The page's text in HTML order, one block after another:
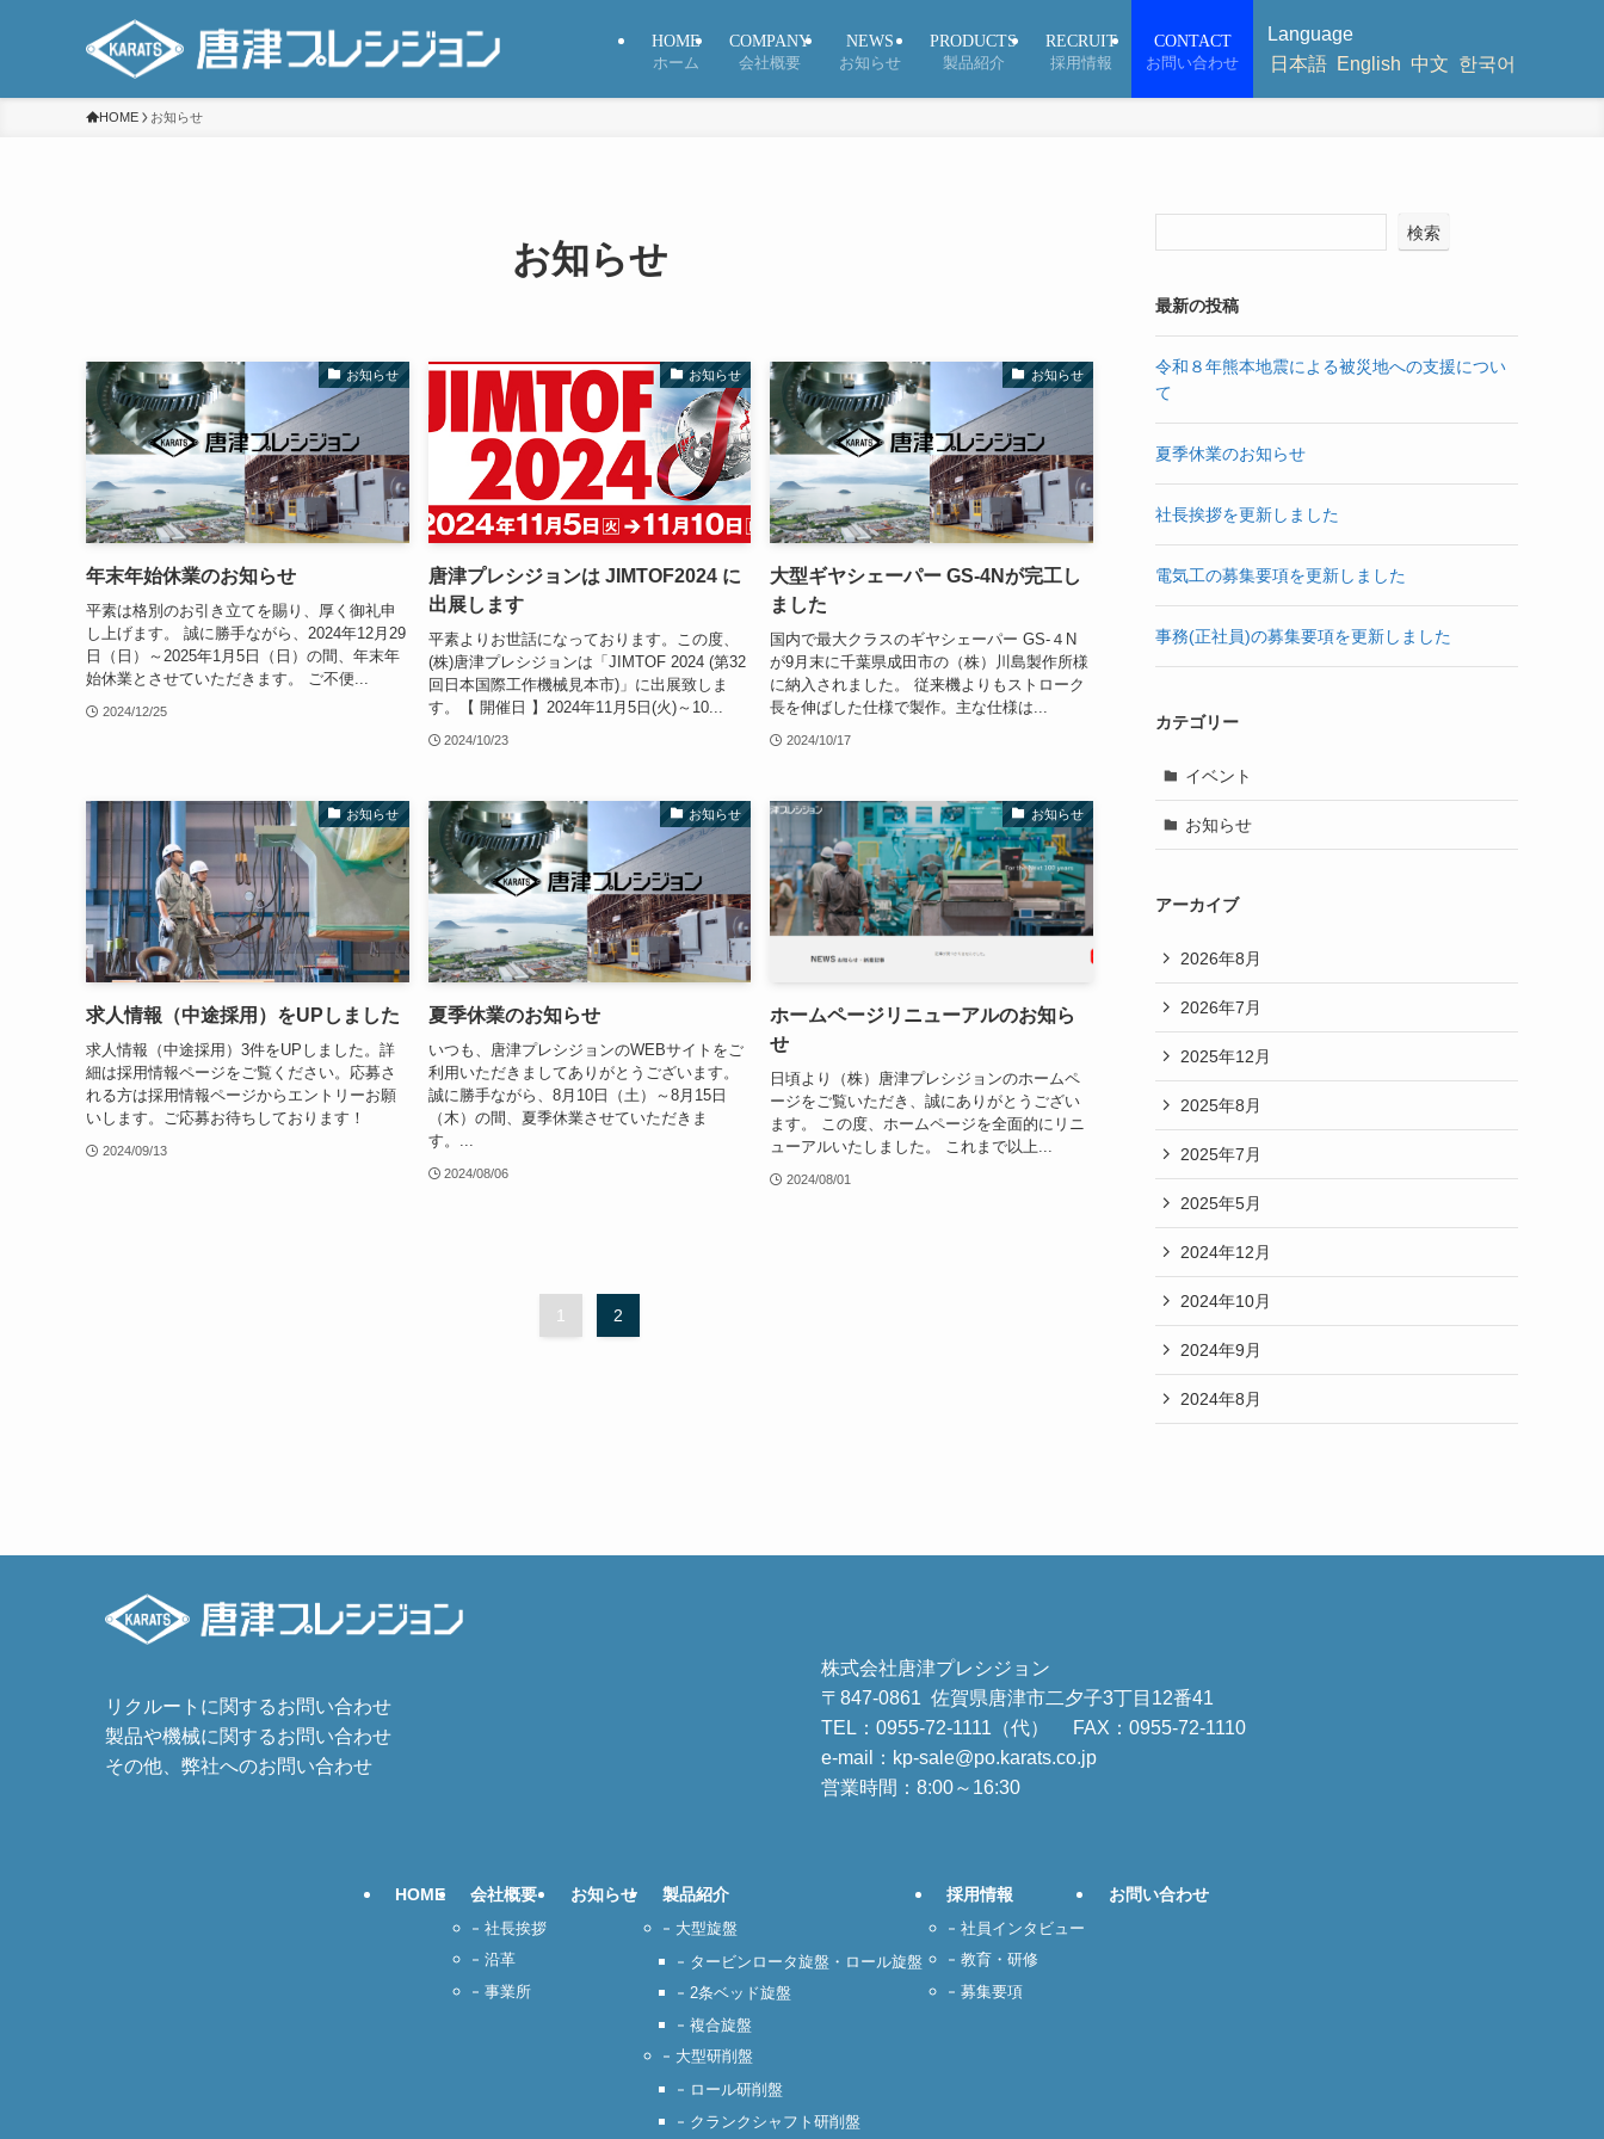
HOME
ホーム
COMPANY
会社概要
NEWS
お知らせ
PRODUCTS
製品紹介
RECRUIT
採用情報
CONTACT
お問い合わせ
Language
日本語 English 中文 한국어
HOME お知らせ
お知らせ
お知らせ
年末年始休業のお知らせ
平素は格別のお引き立てを賜り、厚く御礼申
し上げます。 誠に勝手ながら、2024年12月29
日（日）～2025年1月5日（日）の間、年末年
始休業とさせていただきます。 ご不便...
2024/12/25
お知らせ
唐津プレシジョンは JIMTOF2024 に
出展します
平素よりお世話になっております。この度、
(株)唐津プレシジョンは「JIMTOF 2024 (第32
回日本国際工作機械見本市)」に出展致しま
す。【 開催日 】2024年11月5日(火)～10...
2024/10/23
お知らせ
大型ギヤシェーパー GS-4Nが完工し
ました
国内で最大クラスのギヤシェーパー GS-４N
が9月末に千葉県成田市の（株）川島製作所様
に納入されました。 従来機よりもストローク
長を伸ばした仕様で製作。主な仕様は...
2024/10/17
お知らせ
求人情報（中途採用）をUPしました
求人情報（中途採用）3件をUPしました。詳
細は採用情報ページをご覧ください。応募さ
れる方は採用情報ページからエントリーお願
いします。ご応募お待ちしております！
2024/09/13
お知らせ
夏季休業のお知らせ
いつも、唐津プレシジョンのWEBサイトをご
利用いただきましてありがとうございます。
誠に勝手ながら、8月10日（土）～8月15日
（木）の間、夏季休業させていただきま
す。...
2024/08/06
お知らせ
ホームページリニューアルのお知ら
せ
日頃より（株）唐津プレシジョンのホームペ
ージをご覧いただき、誠にありがとうござい
ます。 この度、ホームページを全面的にリニ
ューアルいたしました。 これまで以上...
2024/08/01
1 2
検索
最新の投稿
令和８年熊本地震による被災地への支援につい
て
夏季休業のお知らせ
社長挨拶を更新しました
電気工の募集要項を更新しました
事務(正社員)の募集要項を更新しました
カテゴリー
イベント
お知らせ
アーカイブ
2026年8月
2026年7月
2025年12月
2025年8月
2025年7月
2025年5月
2024年12月
2024年10月
2024年9月
2024年8月
リクルートに関するお問い合わせ
製品や機械に関するお問い合わせ
その他、弊社へのお問い合わせ
株式会社唐津プレシジョン
〒847-0861 佐賀県唐津市二夕子3丁目12番41
TEL： 0955-72-1111（代）
FAX：0955-72-1110
e-mail：kp-sale@po.karats.co.jp
営業時間：8:00～16:30
HOME 会社概要
社長挨拶
沿革
事業所
お知らせ 製品紹介
大型旋盤
タービンロータ旋盤・ロール旋盤
2条ベッド旋盤
複合旋盤
大型研削盤
ロール研削盤
クランクシャフト研削盤
採用情報
社員インタビュー
教育・研修
募集要項
お問い合わせ